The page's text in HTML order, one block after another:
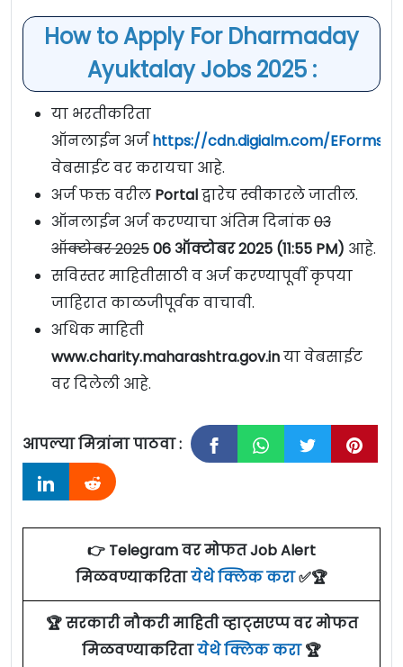
How to Apply For Dharmaday
Ayuktalay Jobs 2025 :
या भरतीकरिता
ऑनलाईन अर्जhttps://cdn.digialm.com/EForms/
वेबसाईट वर करायचा आहे.
अर्ज फक्त वरील Portalद्वारेच स्वीकारले जातील.
ऑनलाईन अर्ज करण्याचा अंतिम दिनांक03
ऑक्टोबर 202506 ऑक्टोबर 2025 (11:55 PM) आहे.
सविस्तर माहितीसाठी व अर्ज करण्यापूर्वी कृपया
जाहिरात काळजीपूर्वक वाचावी.
अधिक माहिती
www.charity.maharashtra.gov.inया वेबसाईट
वर दिलेली आहे.
आपल्या मित्रांना पाठवा :
👉 Telegram वर मोफत Job Alert
मिळवण्याकरितायेथे क्लिक करा✅🏆
🏆 सरकारी नौकरी माहिती व्हाट्सएप्प वर मोफत
मिळवण्याकरितायेथे क्लिक करा🏆